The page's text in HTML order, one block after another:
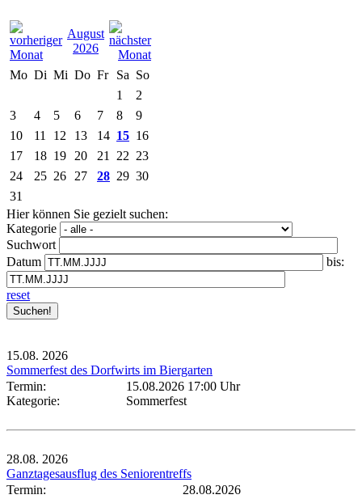
August
2026
Mo Di Mi Do Fr Sa So
1
2
3
4 5 6 7 8
9
10
11 12 13 14 15 16
17
18 19 20 21 22 23
24
25 26 27 28 29 30
31
Hier können Sie gezielt suchen:
Kategorie
Suchwort
Datum
bis:
reset
15.08. 2026
Sommerfest des Dorfwirts im Biergarten
Termin:
15.08.2026 17:00 Uhr
Kategorie:
Sommerfest
28.08. 2026
Ganztagesausflug des Seniorentreffs
Termin:
28.08.2026